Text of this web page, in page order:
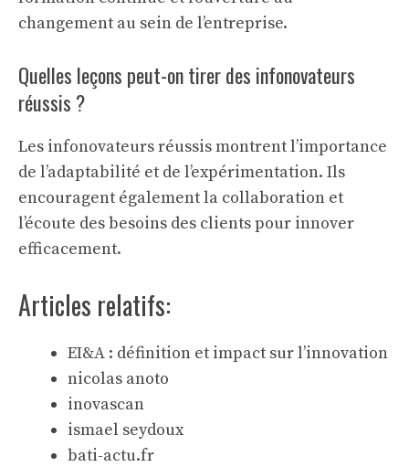
changement au sein de l’entreprise.
Quelles leçons peut-on tirer des infonovateurs
réussis ?
Les infonovateurs réussis montrent l’importance
de l’adaptabilité et de l’expérimentation. Ils
encouragent également la collaboration et
l’écoute des besoins des clients pour innover
efficacement.
Articles relatifs:
EI&A : définition et impact sur l’innovation
nicolas anoto
inovascan
ismael seydoux
bati-actu.fr